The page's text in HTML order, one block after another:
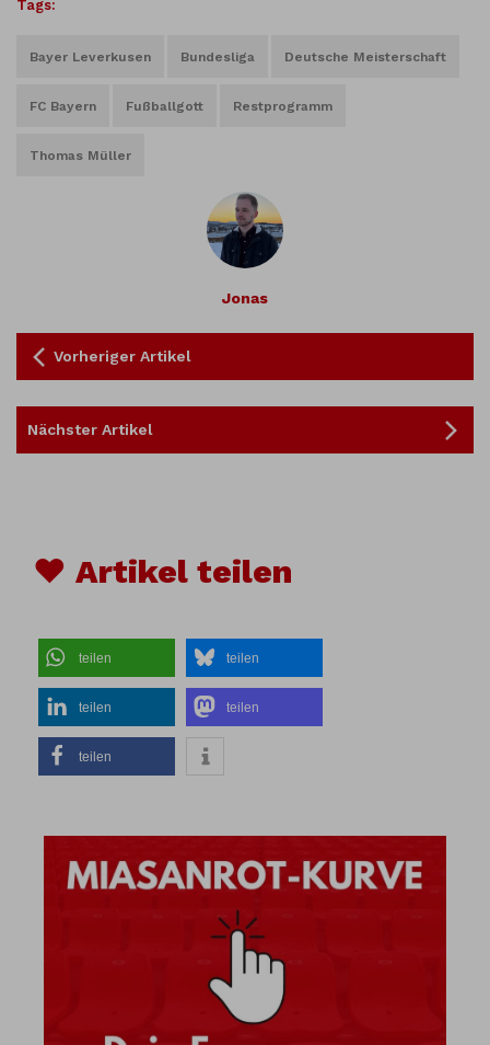
Tags:
Bayer Leverkusen Bundesliga Deutsche Meisterschaft
FC Bayern Fußballgott Restprogramm
Thomas Müller
Jonas
Vorheriger Artikel
Nächster Artikel
♥ Artikel teilen
teilen teilen
teilen teilen
teilen